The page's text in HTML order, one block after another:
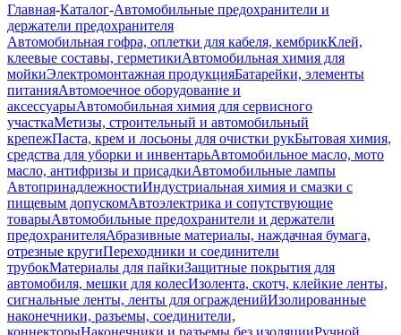
Главная-Каталог-Автомобильные предохранители и
держатели предохранителя
Автомобильная гофра, оплетки для кабеля, кембрикКлей,
клеевые составы, герметикиАвтомобильная химия для
мойкиЭлектромонтажная продукцияБатарейки, элементы
питанияАвтомоечное оборудование и
аксессуарыАвтомобильная химия для сервисного
участкаМетизы, строительный и автомобильный
крепежПаста, крем и лосьоны для очистки рукБытовая химия,
средства для уборки и инвентарьАвтомобильное масло, мото
масло, антифризы и присадкиАвтомобильные лампы
АвтопринадлежностиИндустриальная химия и смазки с
пищевым допускомАвтоэлектрика и сопутствующие
товарыАвтомобильные предохранители и держатели
предохранителяАбразивные материалы, наждачная бумага,
отрезные кругиПереходники и соединители
трубокМатериалы для пайкиЗащитные покрытия для
автомобиля, мешки для колесИзолента, скотч, клейкие ленты,
сигнальные ленты, ленты для огражденийИзолированные
наконечники, разъемы, соединители,
коннекторыНаконечники и разъемы без изоляцииРучной,